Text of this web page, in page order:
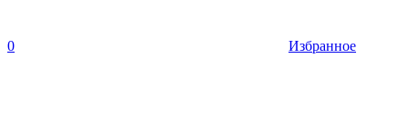
0 Избранное